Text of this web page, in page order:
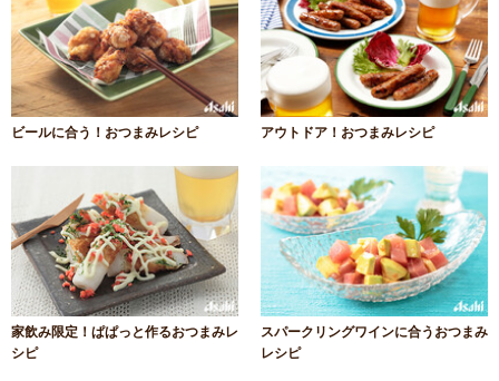
ビールに合う！おつまみレシピ アウトドア！おつまみレシピ
家飲み限定！ぱぱっと作るおつまみレ
シピ
スパークリングワインに合うおつまみ
レシピ